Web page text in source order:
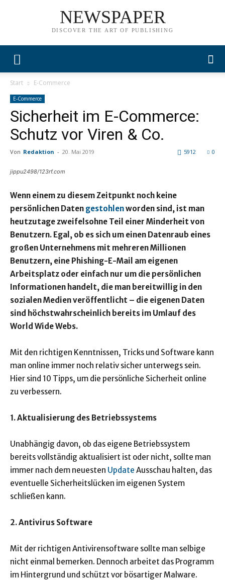
NEWSPAPER
DISCOVER THE ART OF PUBLISHING
Start E-Commerce
E-Commerce
Sicherheit im E-Commerce:
Schutz vor Viren & Co.
Von Redaktion - 20. Mai 2019 0
5912
jippu2498/123rf.com
Wenn einem zu diesem Zeitpunkt noch keine
persönlichen Daten gestohlenworden sind, ist man
heutzutage zweifelsohne Teil einer Minderheit von
Benutzern. Egal, ob es sich um einen Datenraub eines
großen Unternehmens mit mehreren Millionen
Benutzern, eine Phishing-E-Mail am eigenen
Arbeitsplatz oder einfach nur um die persönlichen
Informationen handelt, die man bereitwillig in den
sozialen Medien veröffentlicht – die eigenen Daten
sind höchstwahrscheinlich bereits im Umlauf des
World Wide Webs.
Mit den richtigen Kenntnissen, Tricks und Software kann
man online immer noch relativ sicher unterwegs sein.
Hier sind 10 Tipps, um die persönliche Sicherheit online
zu verbessern.
1. Aktualisierung des Betriebssystems
Unabhängig davon, ob das eigene Betriebssystem
bereits vollständig aktualisiert ist oder nicht, sollte man
immer nach dem neuesten Update Ausschau halten, das
eventuelle Sicherheitslücken im eigenen System
schließen kann.
2. Antivirus Software
Mit der richtigen Antivirensoftware sollte man selbige
nicht einmal bemerken. Dennoch arbeitet das Programm
im Hintergrund und schützt vor bösartiger Malware.